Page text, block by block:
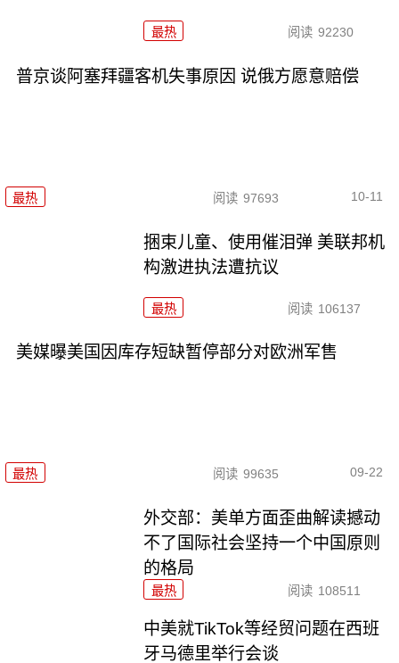
最热 阅读 92230
普京谈阿塞拜疆客机失事原因 说俄方愿意赔偿
最热 阅读 97693 10-11
捆束儿童、使用催泪弹 美联邦机
构激进执法遭抗议
最热 阅读 106137
美媒曝美国因库存短缺暂停部分对欧洲军售
最热 阅读 99635 09-22
外交部：美单方面歪曲解读撼动
不了国际社会坚持一个中国原则
的格局
最热 阅读 108511
中美就TikTok等经贸问题在西班
牙马德里举行会谈